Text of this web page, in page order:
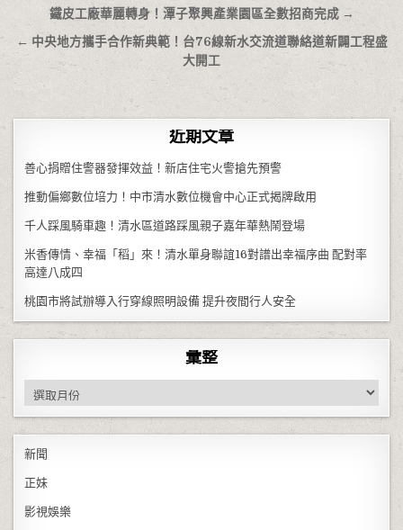
文章導覽
鐵皮工廠華麗轉身！潭子聚興產業園區全數招商完成 →
← 中央地方攜手合作新典範！台76線新水交流道聯絡道新闢工程盛
大開工
近期文章
善心捐贈住警器發揮效益！新店住宅火警搶先預警
推動偏鄉數位培力！中市清水數位機會中心正式揭牌啟用
千人踩風騎車趣！清水區道路踩風親子嘉年華熱鬧登場
米香傳情、幸福「稻」來！清水單身聯誼16對譜出幸福序曲 配對率
高達八成四
桃園市將試辦導入行穿線照明設備 提升夜間行人安全
彙整
彙整
新聞
正妹
影視娛樂